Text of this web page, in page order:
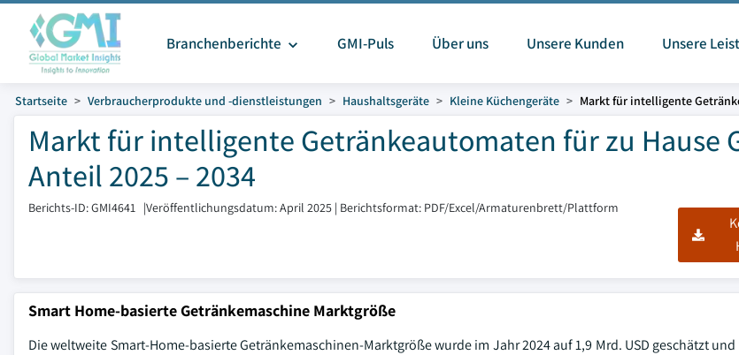
Branchenberichte GMI-Puls Über uns Unsere Kunden Unsere
Startseite Verbraucherprodukte und -dienstleistungen Haushaltsgeräte Kleine Küchengeräte Markt für intelligente
Markt für intelligente Getränkeautomaten für zu Hause
Anteil 2025 – 2034
Berichts-ID: GMI4641 |Veröffentlichungsdatum: April 2025 | Berichtsformat: PDF/Excel/Armaturenbrett/Plattform
Smart Home-basierte Getränkemaschine Marktgröße
Die weltweite Smart-Home-basierte Getränkemaschinen-Marktgröße wurde im Jahr 2024 auf 1,9 Mrd. USD geschätzt